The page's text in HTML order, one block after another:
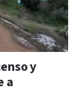
y
a